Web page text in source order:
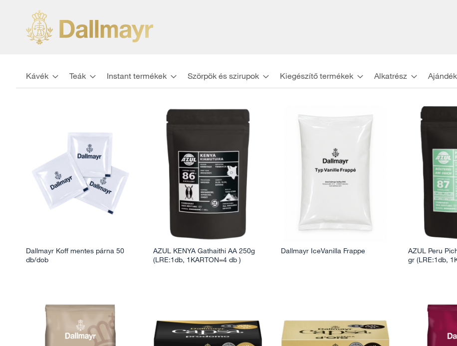
Kávék Teák Instant termékek Szörpök és szirupok Kiegészítő termékek Alkatrész
Dallmayr Koff mentes párna 50
db/dob
AZUL KENYA Gathaithi AA 250g
(LRE:1db, 1KARTON=4 db )
Dallmayr IceVanilla Frappe
AZUL Peru
gr (LRE:1db,